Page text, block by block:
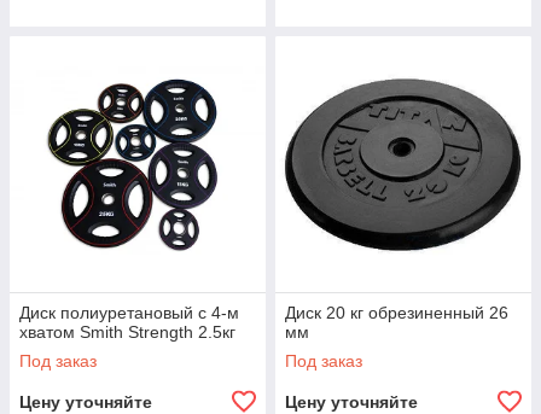
Диск полиуретановый c 4-м
хватом Smith Strength 2.5кг
Под заказ
Цену уточняйте
Диск 20 кг обрезиненный 26
мм
Под заказ
Цену уточняйте